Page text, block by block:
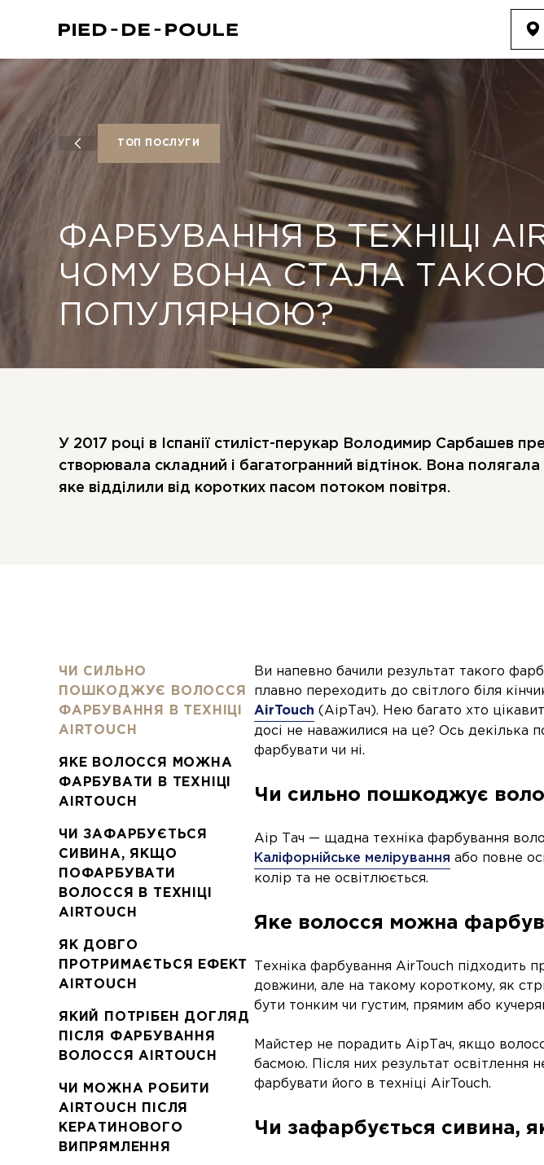
ТОП ПОСЛУГИ
ФАРБУВАННЯ В ТЕХНІЦІ AIR
ЧОМУ ВОНА СТАЛА
ПОПУЛЯРНОЮ?
У 2017 році в Іспанії стиліст-перукар Володимир Сарбашев
створювала складний і багатогранний відтінок. Вона
яке відділили від коротких пасом потоком повітря.
ЧИ СИЛЬНО
ПОШКОДЖУЄ ВОЛОССЯ
ФАРБУВАННЯ В ТЕХНІЦІ
AIRTOUCH
ЯКЕ ВОЛОССЯ МОЖНА
ФАРБУВАТИ В ТЕХНІЦІ
AIRTOUCH
ЧИ ЗАФАРБУЄТЬСЯ
СИВИНА, ЯКЩО
ПОФАРБУВАТИ
ВОЛОССЯ В ТЕХНІЦІ
AIRTOUCH
ЯК ДОВГО
ПРОТРИМАЄТЬСЯ ЕФЕКТ
AIRTOUCH
ЯКИЙ ПОТРІБЕН ДОГЛЯД
ПІСЛЯ ФАРБУВАННЯ
ВОЛОССЯ AIRTOUCH
ЧИ МОЖНА РОБИТИ
AIRTOUCH ПІСЛЯ
КЕРАТИНОВОГО
ВИПРЯМЛЕННЯ
Ви напевно бачили результат такого
плавно переходить до світлого біля
AirTouch (АірТач). Нею багато хто
досі не наважилися на це? Ось декілька
фарбувати чи ні.
Чи сильно пошкоджує
Аір Тач — щадна техніка фарбування
Каліфорнійське мелірування або повне
колір та не освітлюється.
Яке волосся можна
Техніка фарбування AirTouch підходить
довжини, але на такому короткому, як
бути тонким чи густим, прямим або
Майстер не порадить АірТач, якщо
басмою. Після них результат освітлення
фарбувати його в техніці AirTouch.
Чи зафарбується сивина,
Kensington)